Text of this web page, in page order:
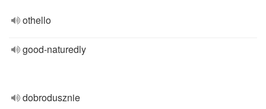
othello
good-naturedly
dobrodusznie